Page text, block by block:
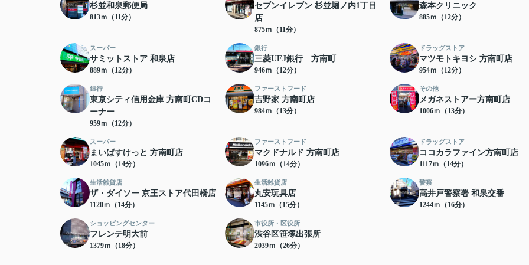
杉並和泉郵便局
813ｍ（11分）
セブンイレブン 杉並堀ノ内1丁目
店
875ｍ（11分）
森本クリニック
885ｍ（12分）
スーパー
サミットストア 和泉店
889ｍ（12分）
銀行
三菱UFJ銀行 方南町
946ｍ（12分）
ドラッグストア
マツモトキヨシ 方南町店
954ｍ（12分）
銀行
東京シティ信用金庫 方南町CDコ
ーナー
959ｍ（12分）
ファーストフード
吉野家 方南町店
984ｍ（13分）
その他
メガネストアー方南町店
1006ｍ（13分）
スーパー
まいばすけっと 方南町店
1045ｍ（14分）
ファーストフード
マクドナルド 方南町店
1096ｍ（14分）
ドラッグストア
ココカラファイン方南町店
1117ｍ（14分）
生活雑貨店
ザ・ダイソー 京王ストア代田橋店
1120ｍ（14分）
生活雑貨店
丸安玩具店
1145ｍ（15分）
警察
高井戸警察署 和泉交番
1244ｍ（16分）
ショッピングセンター
フレンテ明大前
1379ｍ（18分）
市役所・区役所
渋谷区笹塚出張所
2039ｍ（26分）